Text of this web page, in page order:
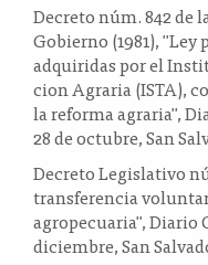
Decreto núm. 842 de
Gobierno (1981),
adquiridas por el
cion Agraria (ISTA),
la reforma agraria",
28 de octubre, San
Decreto Legislativo
transferencia
agropecuaria", Diario
diciembre, San